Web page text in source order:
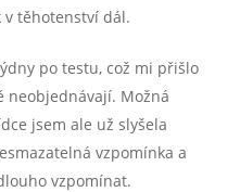
v těhotenství dál.
po testu, což mi přišlo
neobjednávají. Možná
jsem ale už slyšela
vzpomínka a
vzpomínat.